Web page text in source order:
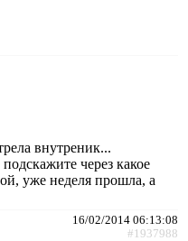
внутреник...
через какое
уже неделя прошла, а
16/02/2014 06:13:08
#1937988